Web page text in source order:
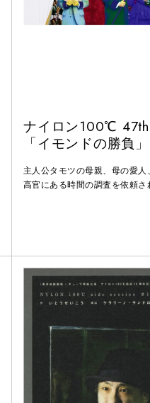
ナイロン100℃ 47th
「イモンドの勝負」
主人公タモツの母親、母の愛
高官にある時間の調査を依頼さ
い、タモツにまとわりつく不
連続、いつのまにか参加する
る世界は全く予測不能、観客
の劇団が挑む、ナンセンスの
ス！！